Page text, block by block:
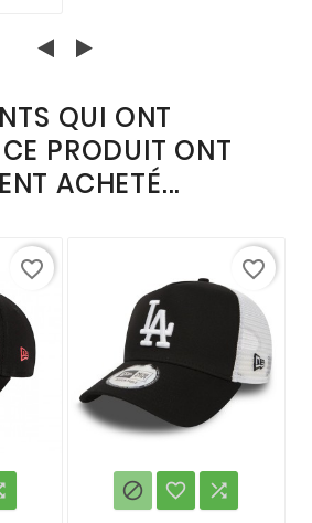
QUI ONT
PRODUIT ONT
ACHETÉ...
favorite_border
  
favorite_border